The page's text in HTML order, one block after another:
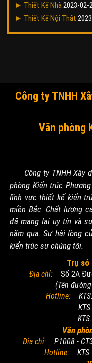
► Thiết Kế Nhà2023-02-
► Thiết Kế Nội Thất
Công ty TNHH
Văn phòng
Công ty TNHH Xây
phòng Kiến trúc
lĩnh vực thiết kế kiến
miền Bắc. Chất lượng
đã mang lại uy tín và
năm qua. Sự hài lòng
kiến trúc sư chúng tôi.
Trụ
Địa chỉ:Số 2A
(Tên
Hotline:
KTS.
KTS.
Văn
Địa chỉ: P1008 -
Hotline: